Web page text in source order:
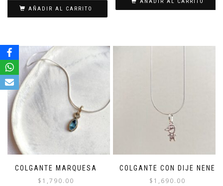
AÑADIR AL CARRITO
COLGANTE MARQUESA
$ 1,790.00
COLGANTE CON DIJE NENE
$ 1,690.00